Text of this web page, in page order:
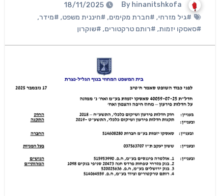
hinanitshkofa
18/11/2025
#גיל מזרחי, #חברת מקימים, #חיננית משפט, #מידר,
#סאסקו יזמות, #רותם טרקטורים, #שוקרון